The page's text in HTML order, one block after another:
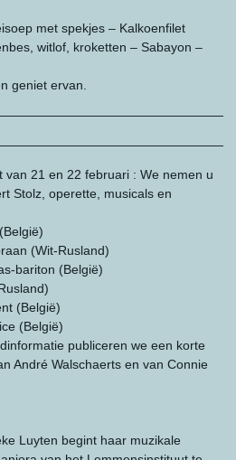
met spekjes – Kalkoenfilet
witlof, kroketten – Sabayon –
geniet ervan.
van 21 en 22 februari : We nemen u
Stolz, operette, musicals en
(Wit-Rusland)
bariton (België)
(België)
(België)
publiceren we een korte
André Walschaerts en van Connie
Luyten begint haar muzikale